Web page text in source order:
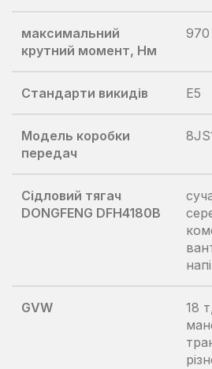
максимальний
крутний момент, Нм
970
Стандарти викидів E5
Модель коробки
передач
Сідловий тягач
DONGFENG DFH4180B
GVW
18